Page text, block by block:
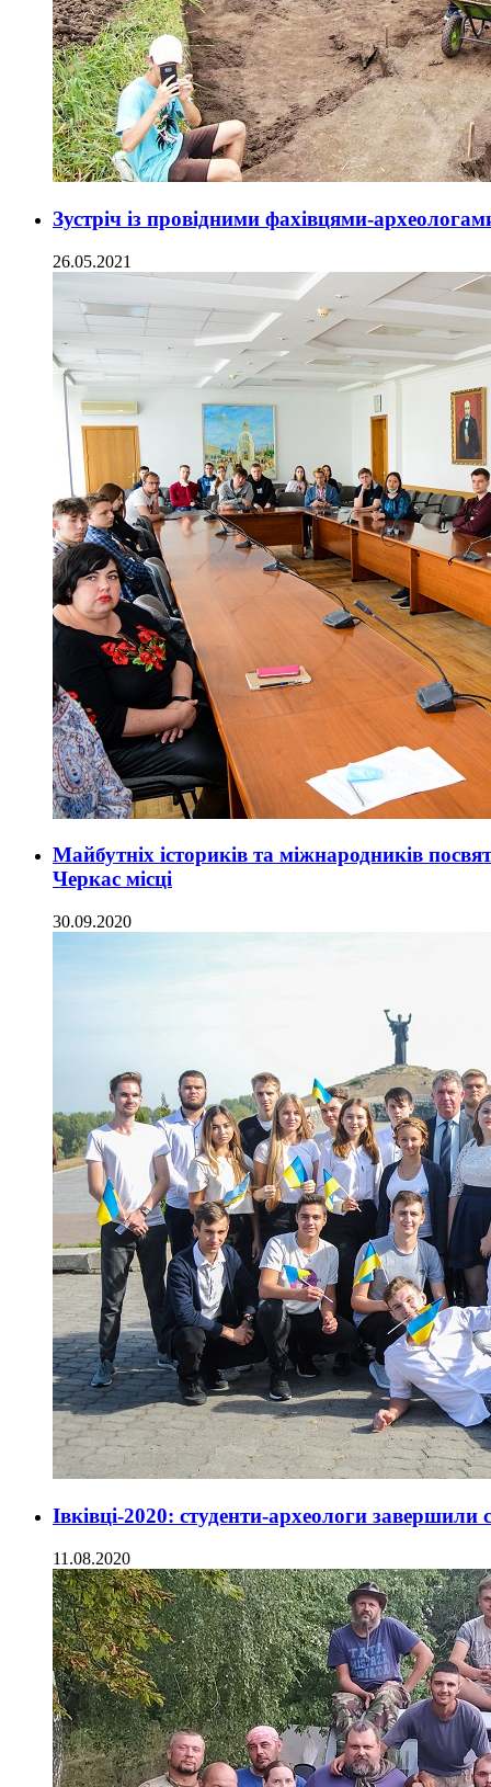
Зустріч із провідними фахівцями-
26.05.2021
Майбутніх істориків та міжнародників
Черкас місці
30.09.2020
Івківці-2020: студенти-археологи
11.08.2020